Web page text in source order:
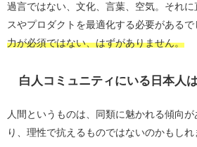
過言ではない、文化、言葉、空気。それ
スやプロダクトを最適化する必要があるで
力が必須ではない、はずがありません。
白人コミュニティにいる日本人
人間というものは、同類に魅かれる傾向
り、理性で抗えるものではないのかもしれ